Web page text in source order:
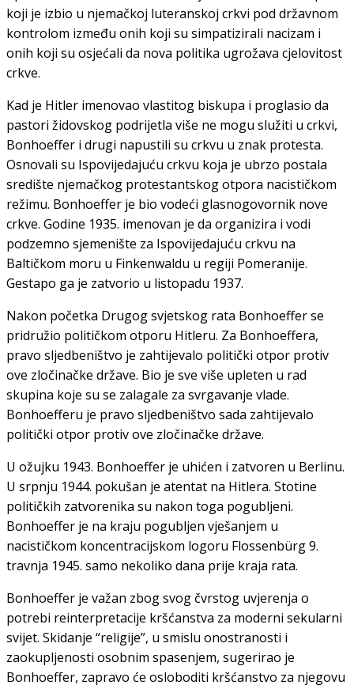
koji je izbio u njemačkoj luteranskoj crkvi pod državnom
kontrolom između onih koji su simpatizirali nacizam i
onih koji su osjećali da nova politika ugrožava cjelovitost
crkve.
Kad je Hitler imenovao vlastitog biskupa i proglasio da
pastori židovskog podrijetla više ne mogu služiti u crkvi,
Bonhoeffer i drugi napustili su crkvu u znak protesta.
Osnovali su Ispovijedajuću crkvu koja je ubrzo postala
središte njemačkog protestantskog otpora nacističkom
režimu. Bonhoeffer je bio vodeći glasnogovornik nove
crkve. Godine 1935. imenovan je da organizira i vodi
podzemno sjemenište za Ispovijedajuću crkvu na
Baltičkom moru u Finkenwaldu u regiji Pomeranije.
Gestapo ga je zatvorio u listopadu 1937.
Nakon početka Drugog svjetskog rata Bonhoeffer se
pridružio političkom otporu Hitleru. Za Bonhoeffera,
pravo sljedbeništvo je zahtijevalo politički otpor protiv
ove zločinačke države. Bio je sve više upleten u rad
skupina koje su se zalagale za svrgavanje vlade.
Bonhoefferu je pravo sljedbeništvo sada zahtijevalo
politički otpor protiv ove zločinačke države.
U ožujku 1943. Bonhoeffer je uhićen i zatvoren u Berlinu.
U srpnju 1944. pokušan je atentat na Hitlera. Stotine
političkih zatvorenika su nakon toga pogubljeni.
Bonhoeffer je na kraju pogubljen vješanjem u
nacističkom koncentracijskom logoru Flossenbürg 9.
travnja 1945. samo nekoliko dana prije kraja rata.
Bonhoeffer je važan zbog svog čvrstog uvjerenja o
potrebi reinterpretacije kršćanstva za moderni sekularni
svijet. Skidanje “religije”, u smislu onostranosti i
zaokupljenosti osobnim spasenjem, sugerirao je
Bonhoeffer, zapravo će osloboditi kršćanstvo za njegovu